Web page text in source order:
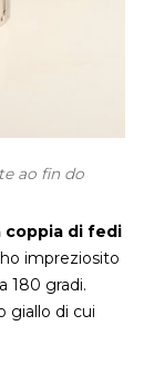
ao fin do
coppia di fedi
impreziosito
180 gradi.
giallo di cui